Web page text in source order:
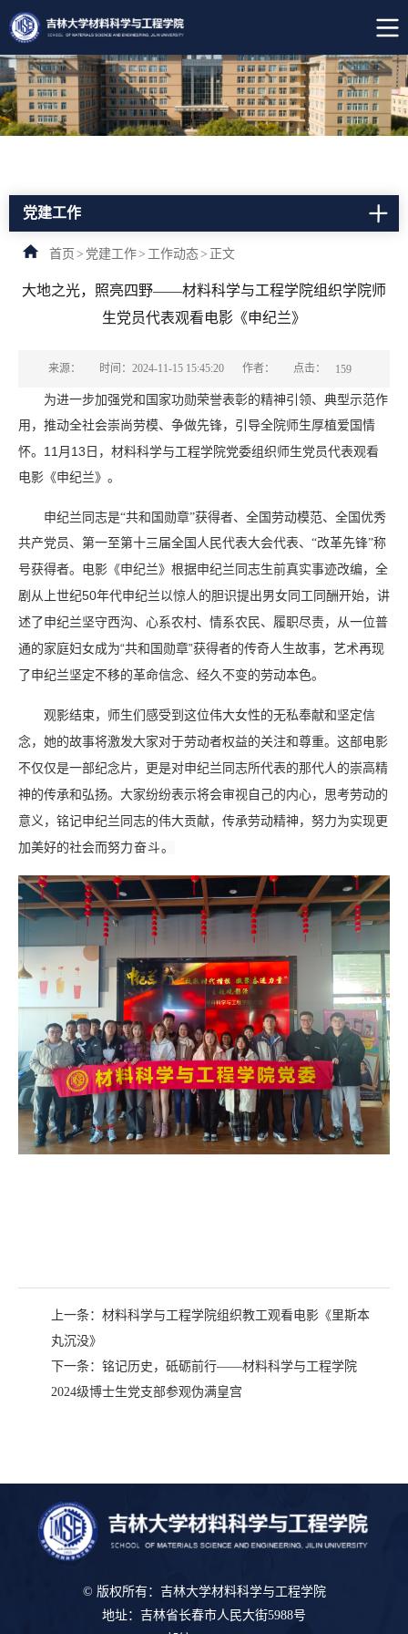
党建工作
首页 > 党建工作> 工作动态> 正文
大地之光，照亮四野——材料科学与工程学院组织学院师
生党员代表观看电影《申纪兰》
来源： 时间：2024-11-15 15:45:20 作者： 点击： 159
为进一步加强党和国家功勋荣誉表彰的精神引领、典型示范作
用，推动全社会崇尚劳模、争做先锋，引导全院师生厚植爱国情
怀。 11 月 13 日，材料科学与工程学院党委组织师生党员代表观看
电影《申纪兰》。
申纪兰 同志是“共和国勋章”获得者、全国劳动模范、全国优秀
共产党员、 第一至第十三届全国人民代表大会代表、“改革先锋”称
号获得者。
电影 《 申纪兰》根据申纪兰同志生前真实事迹改编 ， 全
剧从上世纪50年代申纪兰以惊人的胆识提出男女同工同酬开始， 讲
述了申纪兰坚守西沟、心系农村、情系农民、履职尽责，从一位普
通的家庭妇女成为“共和国勋章”获得者的传奇人生故事， 艺术再现
了申纪兰坚定不移的革命信念、经久不变的劳动本色。
观影结束，师生们感受到这位伟大女性的无私奉献和坚定信
念，她的故事将激发大家对于劳动者权益的关注和尊重。这部电影
不仅仅是一部纪念片，更是对申纪兰同志所代表的那代人的崇高精
神的传承和弘扬。 大家纷纷表示将会审视自己的内心，思考劳动的
意义 ， 铭记申纪兰同志的伟大贡献，传承劳动精神，努力为实现更
加美好的社会而努力奋斗。
上一条： 材料科学与工程学院组织教工观看电影《里斯本
丸沉没》
下一条： 铭记历史，砥砺前行——材料科学与工程学院
2024级博士生党支部参观伪满皇宫
© 版权所有：吉林大学材料科学与工程学院
地址：吉林省长春市人民大街5988号